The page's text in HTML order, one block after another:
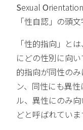
Sexual O
「性自認」の頭
「性的指向」と
にどの性別に向
的指向が同性の
ン、同性にも異
ル、異性にのみ
どと呼ばれていま